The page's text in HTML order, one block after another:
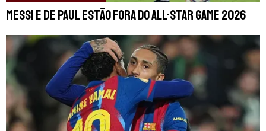
Messi e De Paul estão fora do All-Star Game 2026